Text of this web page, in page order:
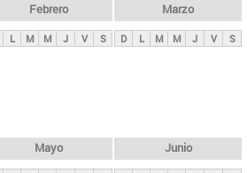
Febrero
L M M J V S
Marzo
D L M M J V S
Mayo Junio